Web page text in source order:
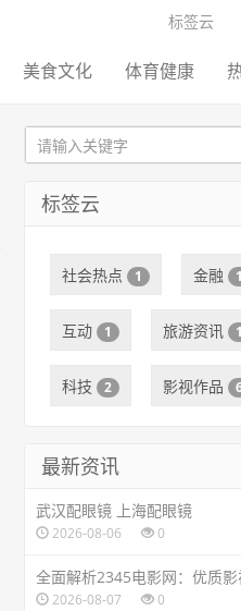
标签云
美食文化 体育健康
标签云
社会热点 1 金融 1
互动 1 旅游资讯 1
科技 2 影视作品
最新资讯
武汉配眼镜 上海配眼镜
2026-08-06 0
全面解析2345电影网：优质影
2026-08-07 0